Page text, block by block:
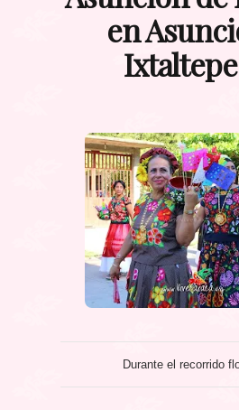
en
Durante el recorrido